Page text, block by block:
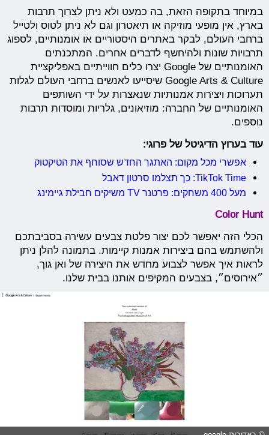
במיוחד בתקופה הזאת, בה כמעט ולא ניתן לצרוך תרבות
בארץ, אין מופעי מוזיקה או תיאטרון וגם לא ניתן לטוס ולטייל
ברחבי העולם, לבקר באתרים היסטוריים או אומנותיים, לספוג
תרבויות שונות ולהיחשף לדברים אחרים. המתכנתים
האומנותיים של Google יצרו כלים חווייתיים באפליקציית
Google Arts & Culture שיסייעו לאנשים ברחבי העולם לגלות
תערוכות ויצירות אמנותיות שנאצרות על ידי השותפים
האומנותיים של החברה: מוזיאונים, גלריות ומוסדות תרבות
נוספים.
עוד בערוץ הדיגיטל של פרוגי:
אפשרי מכל מקום: האתגר החדש שסוחף את הטיקטוק
TikTok Time: כך תצלמו סרטון דאבל
מעל 400 משחקים: פרטנר TV משיקים חבילת גיימינג
Color Hunt
הכלי הזה יאפשר לכם יצור פלטת צבעים עשירה בסביבתכם
ולהשתמש בהם ביצירות אמנות קיימות. בתמונה להלן ניתן
לראות איך אפשר לצבוע מחדש את היצירה של ואן גוך,
״אירוסים״, בצבעים המקיפים אותנו בבית שלנו.